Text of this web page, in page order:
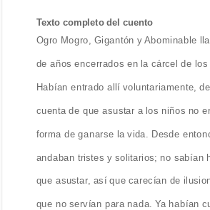
Texto completo del cuento
Ogro Mogro, Gigantón y Abominable
de años encerrados en la cárcel de los
Habían entrado allí voluntariamente,
cuenta de que asustar a los niños no
forma de ganarse la vida. Desde
andaban tristes y solitarios; no sabían
que asustar, así que carecían de
que no servían para nada. Ya habían